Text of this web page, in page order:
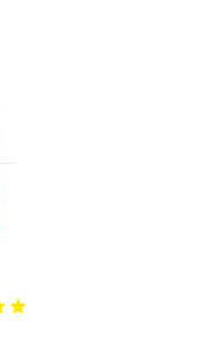
hodnocení: 10